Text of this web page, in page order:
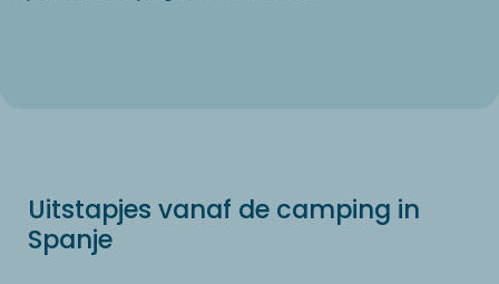
Uitstapjes vanaf de camping in
Spanje